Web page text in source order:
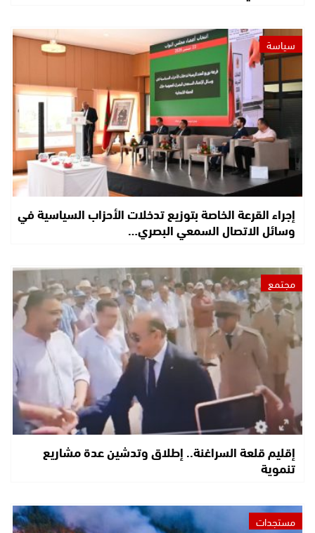
سياسة
إجراء القرعة الخاصة بتوزيع تدخلات الأحزاب السياسية في
وسائل الاتصال السمعي البصري…
مجتمع
إقليم قلعة السراغنة.. إطلاق وتدشين عدة مشاريع
تنموية
مستجدات